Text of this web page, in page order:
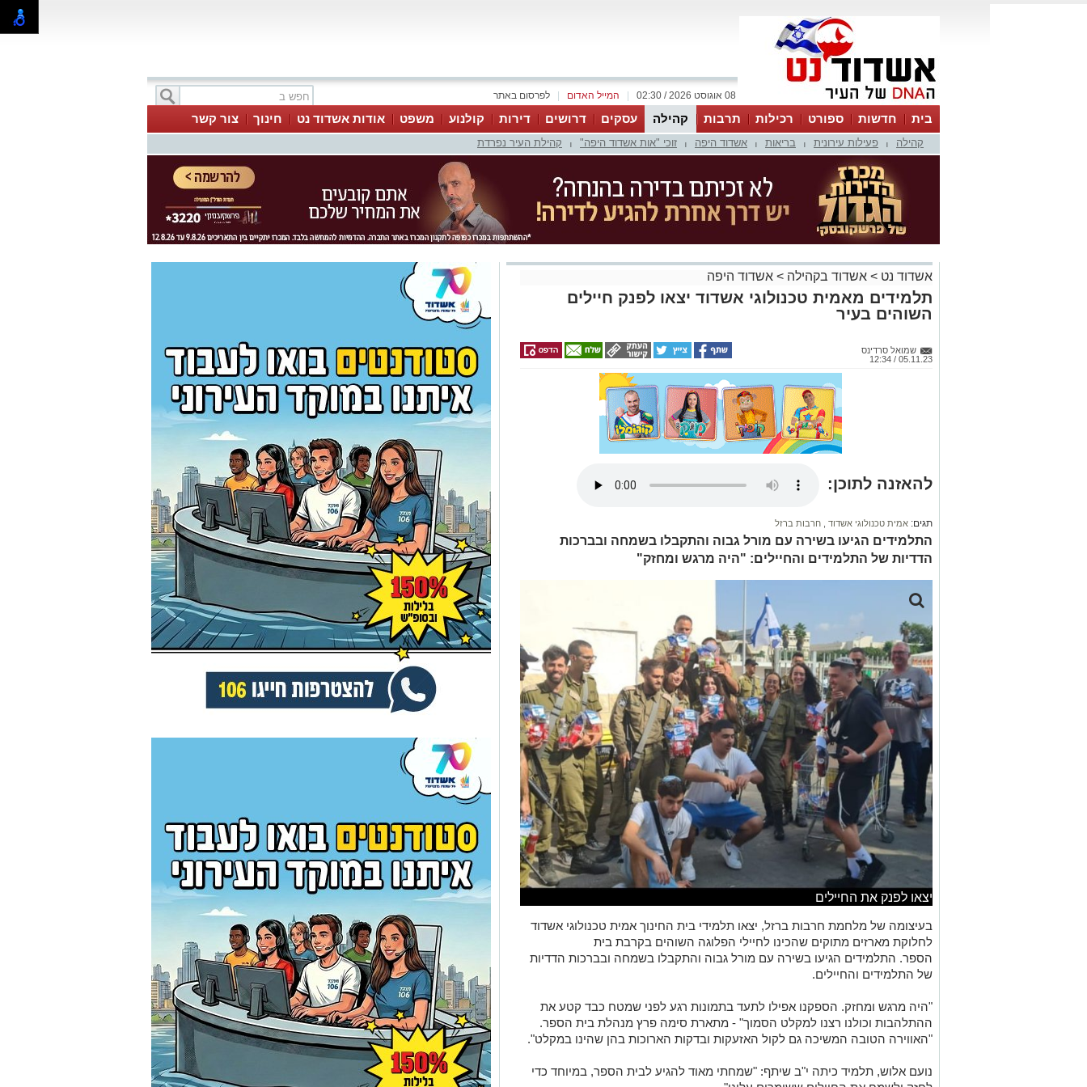
לפרסום באתר המייל האדום 08 אוגוסט 2026 / 02:30
בית חדשות ספורט רכילות תרבות קהילה עסקים דרושים דירות קולנוע משפט אודות אשדוד נט חינוך צור קשר
קהילה פעילות עירונית בריאות אשדוד היפה זוכי "אות אשדוד היפה" קהילת העיר נפרדת
אשדוד נט > אשדוד בקהילה > אשדוד היפה
תלמידים מאמית טכנולוגי אשדוד יצאו לפנק חיילים
השוהים בעיר
שמואל סרדינס
05.11.23 / 12:34
להאזנה לתוכן:
תגים: אמית טכנולוגי אשדוד חרבות ברזל
התלמידים הגיעו בשירה עם מורל גבוה והתקבלו בשמחה ובברכות
הדדיות של התלמידים והחיילים: "היה מרגש ומחזק"
יצאו לפנק את החיילים
בעיצומה של מלחמת חרבות ברזל, יצאו תלמידי בית החינוך אמית טכנולוגי אשדוד
לחלוקת מארזים מתוקים שהכינו לחיילי הפלוגה השוהים בקרבת בית
הספר. התלמידים הגיעו בשירה עם מורל גבוה והתקבלו בשמחה ובברכות הדדיות
של התלמידים והחיילים.
"היה מרגש ומחזק. הספקנו אפילו לתעד בתמונות רגע לפני שמטח כבד קטע את
ההתלהבות וכולנו רצנו למקלט הסמוך" - מתארת סימה פרץ מנהלת בית הספר.
"האווירה הטובה המשיכה גם לקול האזעקות ובדקות הארוכות בהן שהינו במקלט".
נועם אלוש, תלמיד כיתה י"ב שיתף: "שמחתי מאוד להגיע לבית הספר, במיוחד כדי